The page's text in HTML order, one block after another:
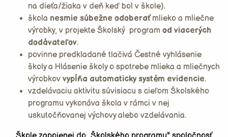
na dieťa/žiaka v deň keď bol v škole).
škola nesmie súbežne odoberaťmlieko a mliečne
výrobky, v projekte Školský program od viacerých
dodávateľov.
povinne predkladané tlačivá Čestné vyhlásenie
školy a Hlásenie školy o spotrebe mlieka a mliečnych
výrobkov vypĺňa automaticky systém evidencie.
vzdelávaciu aktivitu súvisiacu s cieľom Školského
programu vykonáva škola v rámci v nej
uskutočňovanej výchovy alebo vzdelávania.